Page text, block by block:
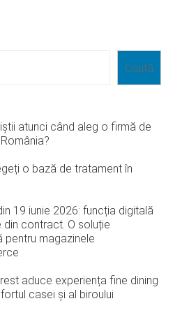
Caută
atunci când aleg o firmă de
o bază de tratament în
19 iunie 2026: funcția digitală
din contract. O soluție
pentru magazinele
aduce experiența fine dining
casei și al biroului